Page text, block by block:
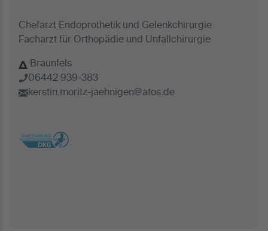
Chefarzt Endoprothetik und Gelenkchirurgie
Facharzt für Orthopädie und Unfallchirurgie
Braunfels
06442 939-383
kerstin.moritz-jaehnigen@atos.de